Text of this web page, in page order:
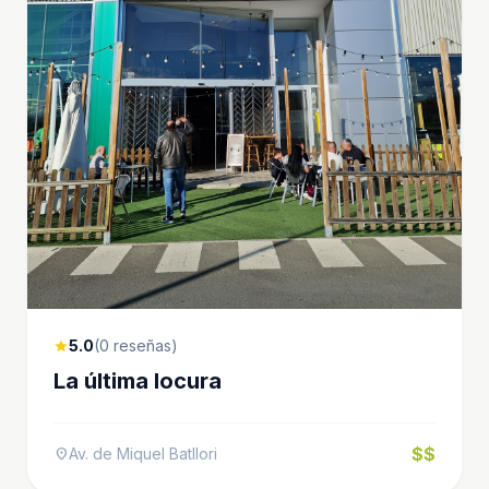
star5.0(0 reseñas)
La última locura
location_onAv. de Miquel Batllori $$